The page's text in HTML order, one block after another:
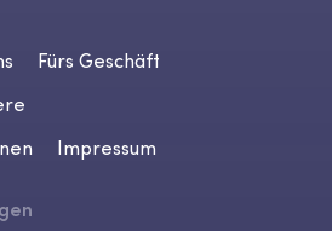
Fürs Geschäft
Impressum